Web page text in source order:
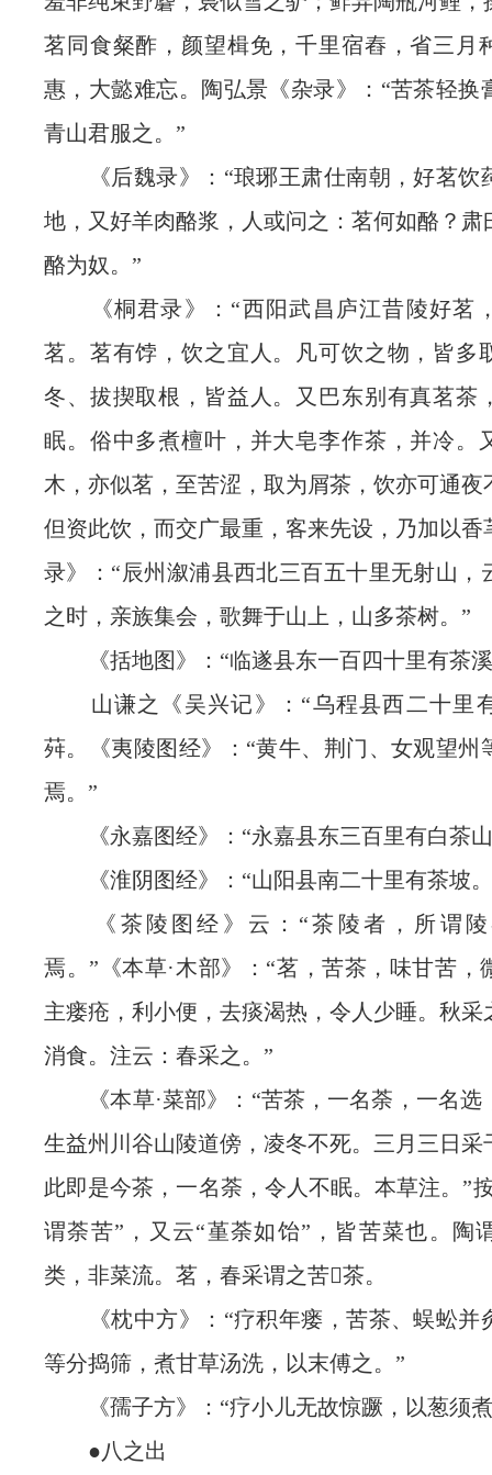
茗同食粲酢，颜望楫免，千里宿舂，省三月
惠，大懿难忘。陶弘景《杂录》：“苦茶轻换
青山君服之。”
《后魏录》：“琅琊王肃仕南朝，好茗饮
地，又好羊肉酪浆，人或问之：茗何如酪？肃
酪为奴。”
《桐君录》：“西阳武昌庐江昔陵好茗
茗。茗有饽，饮之宜人。凡可饮之物，皆多
冬、拔揳取根，皆益人。又巴东别有真茗茶
眠。俗中多煮檀叶，并大皂李作茶，并冷。
木，亦似茗，至苦涩，取为屑茶，饮亦可通夜
但资此饮，而交广最重，客来先设，乃加以香
录》：“辰州溆浦县西北三百五十里无射山，
之时，亲族集会，歌舞于山上，山多茶树。”
《括地图》：“临遂县东一百四十里有茶
山谦之《吴兴记》：“乌程县西二十里
荈。《夷陵图经》：“黄牛、荆门、女观望州
焉。”
《永嘉图经》：“永嘉县东三百里有白茶
《淮阴图经》：“山阳县南二十里有茶坡
《茶陵图经》云：“茶陵者，所谓陵
焉。”《本草·木部》：“茗，苦茶，味甘苦，
主瘘疮，利小便，去痰渴热，令人少睡。秋采
消食。注云：春采之。”
《本草·菜部》：“苦茶，一名荼，一名选
生益州川谷山陵道傍，凌冬不死。三月三日采
此即是今茶，一名荼，令人不眠。本草注。”
谓荼苦”，又云“堇荼如饴”，皆苦菜也。陶
类，非菜流。茗，春采谓之苦茶。
《枕中方》：“疗积年瘘，苦茶、蜈蚣并
等分捣筛，煮甘草汤洗，以末傅之。”
《孺子方》：“疗小儿无故惊蹶，以葱须
●八之出